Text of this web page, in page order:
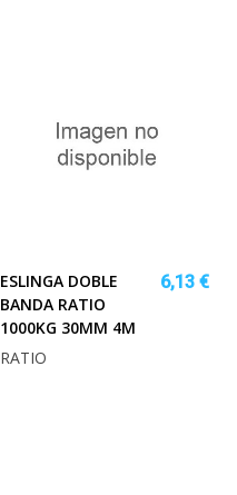
ESLINGA DOBLE
BANDA RATIO
1000KG 30MM 4M
6,13 €
RATIO